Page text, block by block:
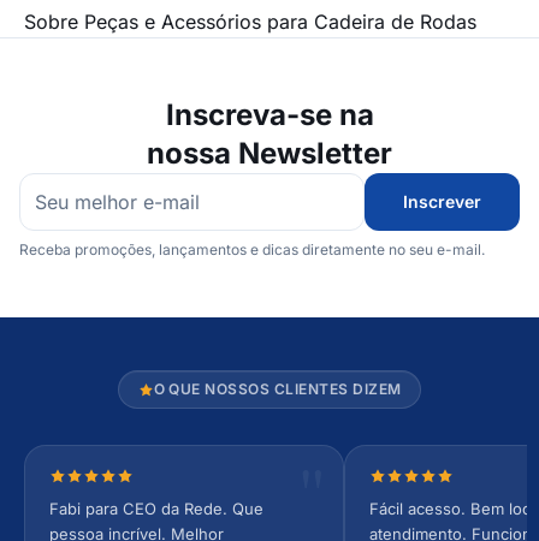
Sobre Peças e Acessórios para Cadeira de Rodas
Inscreva-se na
nossa Newsletter
Inscrever
Receba promoções, lançamentos e dicas diretamente no seu e-mail.
O QUE NOSSOS CLIENTES DIZEM
Nota 5 de 5 estrelas
Fabi para CEO da Rede. Que
pessoa incrível. Melhor
Nota 5 de 5
Fácil acesso. Bem
atendimento.